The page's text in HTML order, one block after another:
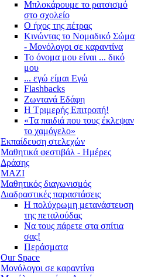
Μπλοκάρουμε το ρατσισμό
στο σχολείο
Ο ήχος της πέτρας
Κινώντας το Νομαδικό Σώμα
- Μονόλογοι σε καραντίνα
Το όνομα μου είναι ... δικό
μου
... εγώ είμαι Εγώ
Flashbacks
Ζωντανά Εδάφη
Η Τριμερής Επιτροπή!
«Τα παιδιά που τους έκλεψαν
το χαμόγελο»
Εκπαίδευση στελεχών
Μαθητικά φεστιβάλ - Ημέρες
Δράσης
ΜΑΖΙ
Μαθητικός διαγωνισμός
Διαδραστικές παραστάσεις
Η πολύχρωμη μετανάστευση
της πεταλούδας
Να τους πάρετε στα σπίτια
σας!
Περάσματα
Our Space
Μονόλογοι σε καραντίνα